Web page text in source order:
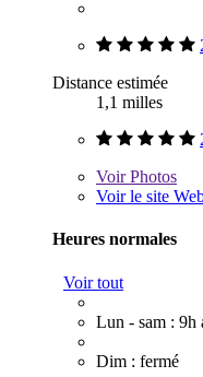
Distance estimée
1,1 milles
VoirPhotos
Voir le site
Heures normales
Voir tout
Lun - sam : 9h
Dim : fermé